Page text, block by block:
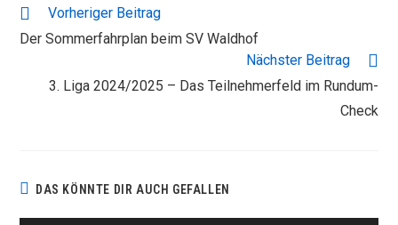
WEITERE
ANSEHEN
Vorheriger Beitrag
Der Sommerfahrplan beim SV Waldhof
Nächster Beitrag
3. Liga 2024/2025 – Das Teilnehmerfeld im Rundum-
Check
DAS KÖNNTE DIR AUCH GEFALLEN